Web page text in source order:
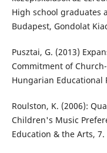
High school
Budapest, Gondolat
Pusztai, G. (2013)
Commitment of
Hungarian Educational
Roulston, K. (2006):
Children's Music
Education & the Arts, 7.